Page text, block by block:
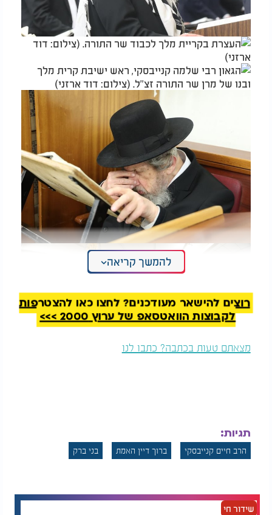
להמשך קריאה
רוצים להישאר מעודכנים? לחצו כאן להצטרפות
לקבוצות הוואטסאפ של ערוץ 2000 >>>
מצאתם טעות בכתבה? כתבו לנו
תגיות:
הרב חיים קנייבסקי ברוך דיין האמת בני ברק
שידור חי